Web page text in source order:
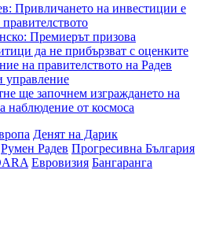
Привличането на инвестиции е
Премиерът призова
да не прибързват с оценките
на правителството на Радев
управление
ще започнем изграждането на
наблюдение от космоса
Денят на Дарик
Румен Радев Прогресивна България
Евровизия Бангаранга